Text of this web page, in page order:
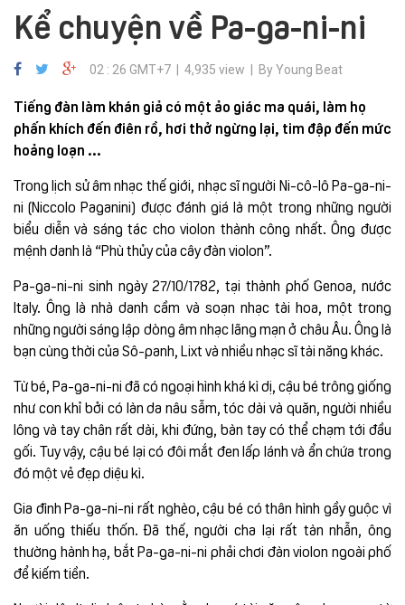
Kể chuyện về Pa-ga-ni-ni
02 : 26 GMT+7 | 4,935 view | By Young Beat
Tiếng đàn làm khán giả có một ảo giác ma quái, làm họ
phấn khích đến điên rồ, hơi thở ngừng lại, tim đập đến mức
hoảng loạn ...
Trong lịch sử âm nhạc thế giới, nhạc sĩ người Ni-cô-lô Pa-ga-ni-
ni (Niccolo Paganini) được đánh giá là một trong những người
biểu diễn và sáng tác cho violon thành công nhất. Ông được
mệnh danh là “Phù thủy của cây đàn violon”.
Pa-ga-ni-ni sinh ngày 27/10/1782, tại thành phố Genoa, nước
Italy. Ông là nhà danh cầm và soạn nhạc tài hoa, một trong
những người sáng lập dòng âm nhạc lãng mạn ở châu Âu. Ông là
bạn cùng thời của Sô-panh, Lixt và nhiều nhạc sĩ tài năng khác.
Từ bé, Pa-ga-ni-ni đã có ngoại hình khá kì dị, cậu bé trông giống
như con khỉ bởi có làn da nâu sẫm, tóc dài và quăn, người nhiều
lông và tay chân rất dài, khi đứng, bàn tay có thể chạm tới đầu
gối. Tuy vậy, cậu bé lại có đôi mắt đen lấp lánh và ẩn chứa trong
đó một vẻ đẹp diệu kì.
Gia đình Pa-ga-ni-ni rất nghèo, cậu bé có thân hình gầy guộc vì
ăn uống thiếu thốn. Đã thế, người cha lại rất tàn nhẫn, ông
thường hành hạ, bắt Pa-ga-ni-ni phải chơi đàn violon ngoài phố
để kiếm tiền.